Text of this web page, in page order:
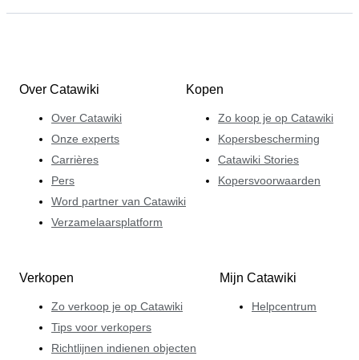
Over Catawiki
Over Catawiki
Onze experts
Carrières
Pers
Word partner van Catawiki
Verzamelaarsplatform
Kopen
Zo koop je op Catawiki
Kopersbescherming
Catawiki Stories
Kopersvoorwaarden
Verkopen
Zo verkoop je op Catawiki
Tips voor verkopers
Richtlijnen indienen objecten
Mijn Catawiki
Helpcentrum